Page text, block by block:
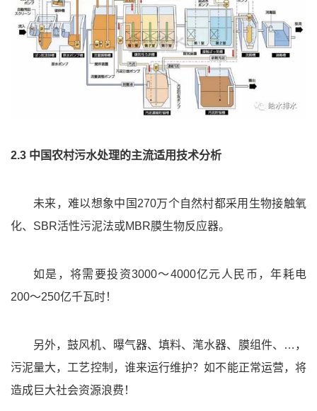
2.3 中国农村污水处理的主流适用技术分析
未来，难以想象中国270万个自然村都采用生物接触氧
化、SBR活性污泥法或MBR膜生物反应器。
如是，将需要投资3000～4000亿元人民币，年耗电
200～250亿千瓦时！
另外，鼓风机、曝气器、填料、滗水器、膜组件、…，
污泥量大，工艺控制，谁来运行维护？如不能正常运营，将
造成巨大社会资源浪费！